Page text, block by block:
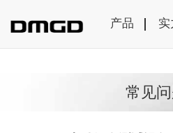
产品 实
常见